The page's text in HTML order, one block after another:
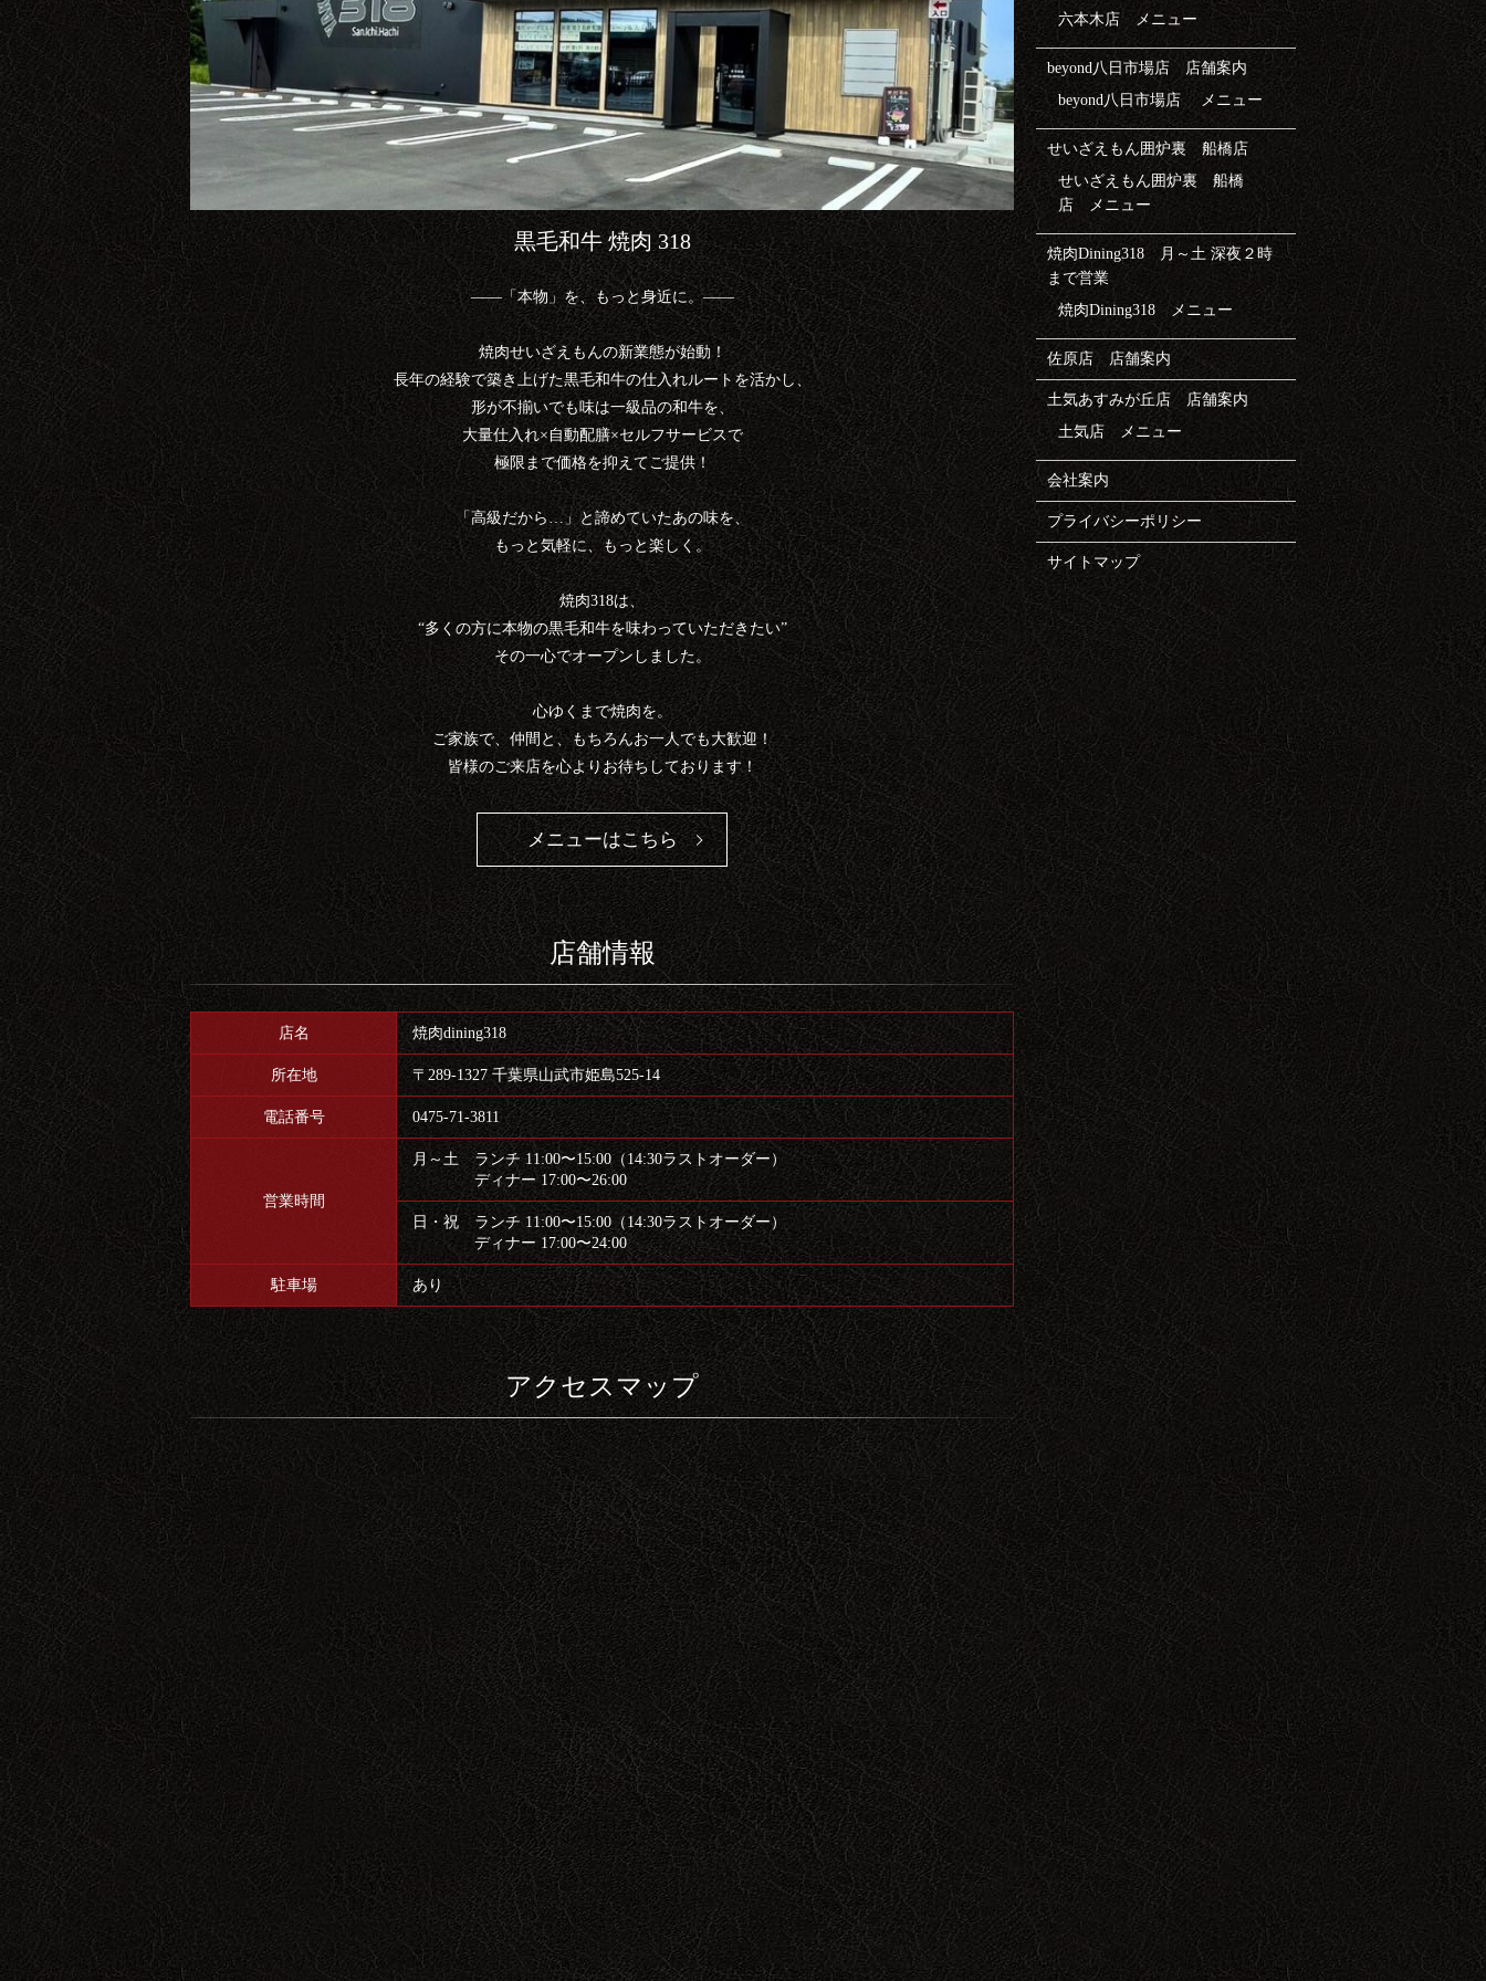
黒毛和牛 焼肉 318
――「本物」を、もっと身近に。――
焼肉せいざえもんの新業態が始動！
長年の経験で築き上げた黒毛和牛の仕入れルートを活かし、
形が不揃いでも味は一級品の和牛を、
大量仕入れ×自動配膳×セルフサービスで
極限まで価格を抑えてご提供！
「高級だから…」と諦めていたあの味を、
もっと気軽に、もっと楽しく。
焼肉318は、
“多くの方に本物の黒毛和牛を味わっていただきたい”
その一心でオープンしました。
心ゆくまで焼肉を。
ご家族で、仲間と、もちろんお一人でも大歓迎！
皆様のご来店を心よりお待ちしております！
メニューはこちら
店舗情報
店名 焼肉dining318
所在地 〒289-1327 千葉県山武市姫島525-14
電話番号 0475-71-3811
営業時間
月～土 ランチ 11:00〜15:00（14:30ラストオーダー）
ディナー 17:00〜26:00
日・祝 ランチ 11:00〜15:00（14:30ラストオーダー）
ディナー 17:00〜24:00
駐車場 あり
アクセスマップ
六本木店 メニュー
beyond八日市場店 店舗案内
beyond八日市場店 メニュー
せいざえもん囲炉裏 船橋店
せいざえもん囲炉裏 船橋
店 メニュー
焼肉Dining318 月～土 深夜２時
まで営業
焼肉Dining318 メニュー
佐原店 店舗案内
土気あすみが丘店 店舗案内
土気店 メニュー
会社案内
プライバシーポリシー
サイトマップ